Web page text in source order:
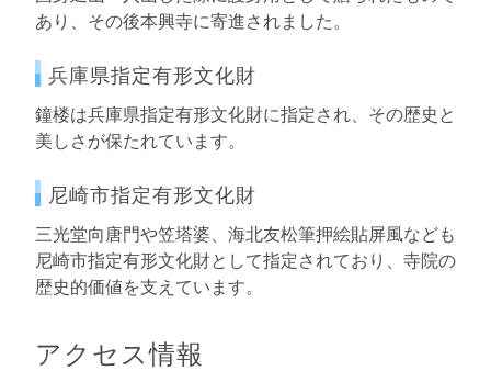
あり、その後本興寺に寄進されました。
兵庫県指定有形文化財
鐘楼は兵庫県指定有形文化財に指定され、その歴史と
美しさが保たれています。
尼崎市指定有形文化財
三光堂向唐門や笠塔婆、海北友松筆押絵貼屏風なども
尼崎市指定有形文化財として指定されており、寺院の
歴史的価値を支えています。
アクセス情報